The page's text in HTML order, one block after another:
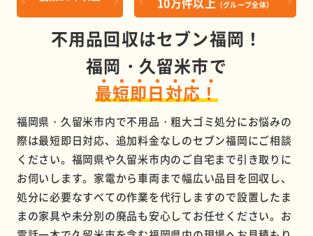
（グループ全体）
不用品回収はセブン福岡！
福岡・久留米市で
最短即日対応！
福岡県・久留米市内で不用品・粗大ゴミ処分にお悩みの
際は最短即日対応、追加料金なしのセブン福岡にご相談
ください。福岡県や久留米市内のご自宅まで引き取りに
お伺いします。家電から車両まで幅広い品目を回収し、
処分に必要なすべての作業を代行しますので設置したま
まの家具や未分別の廃品も安心してお任せください。お